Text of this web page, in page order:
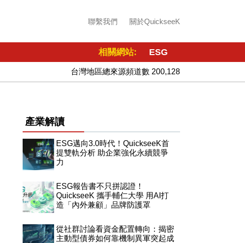
聯繫我們 關於QuickseeK
相關網站: ESG
台灣地區總來源頻道數 200,128
產業解讀
ESG邁向3.0時代！QuickseeK首
提雙軌分析 助企業強化永續競爭
力
ESG報告書不只拼認證！
QuickseeK 攜手輔仁大學 用AI打
造「內外兼顧」品牌防護罩
從社群討論看資金配置轉向：揭密
主動型債券如何靠機制異軍突起成